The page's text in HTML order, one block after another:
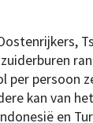
per persoon
kan van
en